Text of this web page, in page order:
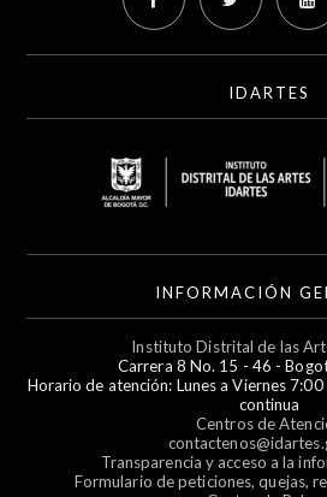
IDARTES
INFORMACIÓN
Instituto Distrital de las
Carrera 8 No. 15 - 46 -
Horario de atención: Lunes a Viernes
continua
Centros de
Transparencia y acceso a la
Formulario de peticiones, quejas,